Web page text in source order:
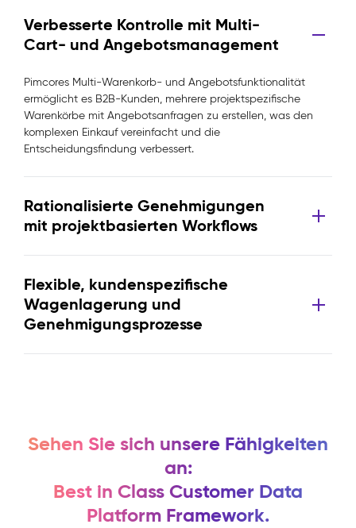
Verbesserte Kontrolle mit Multi-
Cart- und Angebotsmanagement
Pimcores Multi-Warenkorb- und Angebotsfunktionalität
ermöglicht es B2B-Kunden, mehrere projektspezifische
Warenkörbe mit Angebotsanfragen zu erstellen, was den
komplexen Einkauf vereinfacht und die
Entscheidungsfindung verbessert.
Rationalisierte Genehmigungen
mit projektbasierten Workflows
Flexible, kundenspezifische
Wagenlagerung und
Genehmigungsprozesse
Sehen Sie sich unsere Fähigkeiten
an:
Best in Class Customer Data
Platform Framework.